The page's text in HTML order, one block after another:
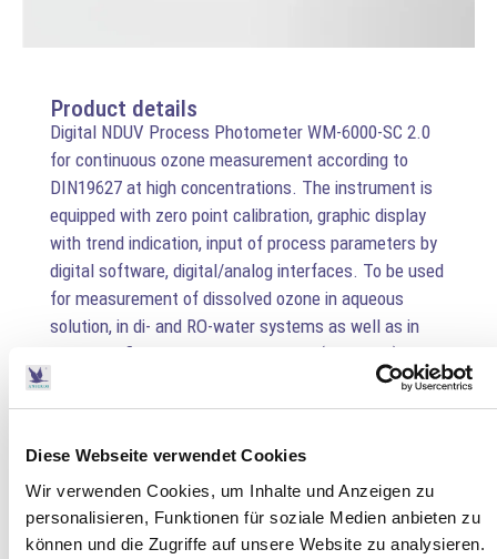
Diese Webseite verwendet Cookies
Wir verwenden Cookies, um Inhalte und Anzeigen zu
personalisieren, Funktionen für soziale Medien anbieten zu
können und die Zugriffe auf unsere Website zu analysieren.
Product details
Digital NDUV Process Photometer WM-6000-SC 2.0
for continuous ozone measurement according to
DIN19627 at high concentrations. The instrument is
equipped with zero point calibration, graphic display
with trend indication, input of process parameters by
digital software, digital/analog interfaces. To be used
for measurement of dissolved ozone in aqueous
solution, in di- and RO-water systems as well as in
water purification systems, in acidic (industrial)
solutions (HF, H2SO4) and in wet chemical processes
in semiconductor processing.
Further info.